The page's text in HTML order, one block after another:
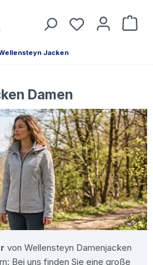
Du hast 0
Jacken
Damen
von Wellensteyn Damenjacken
Bei uns finden Sie eine große